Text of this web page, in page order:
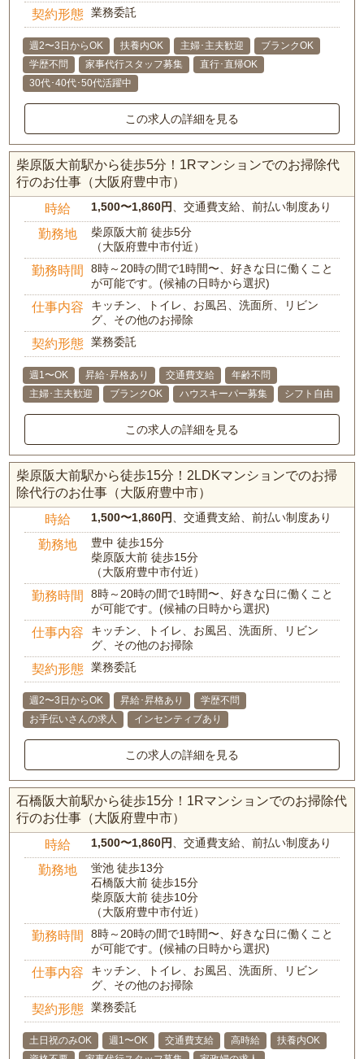
契約形態 業務委託
週2〜3日からOK 扶養内OK 主婦･主夫歓迎
ブランクOK
学歴不問
家事代行スタッフ募集
直行･直帰OK
30代･40代･50代活躍中
この求人の詳細を見る
柴原阪大前駅から徒歩5分！1Rマンションでのお掃除代
行のお仕事（大阪府豊中市）
時給 1,500〜1,860円、交通費支給、前払い制度あり
勤務地
柴原阪大前 徒歩5分
（大阪府豊中市付近）
勤務時間
8時～20時の間で1時間〜、好きな日に働くこと
が可能です。(候補の日時から選択)
仕事内容
キッチン、トイレ、お風呂、洗面所、リビン
グ、その他のお掃除
契約形態 業務委託
週1〜OK 昇給･昇格あり 交通費支給
年齢不問
主婦･主夫歓迎
ブランクOK ハウスキーパー募集 シフト自由
この求人の詳細を見る
柴原阪大前駅から徒歩15分！2LDKマンションでのお掃
除代行のお仕事（大阪府豊中市）
時給 1,500〜1,860円、交通費支給、前払い制度あり
勤務地
豊中 徒歩15分
柴原阪大前 徒歩15分
（大阪府豊中市付近）
勤務時間
8時～20時の間で1時間〜、好きな日に働くこと
が可能です。(候補の日時から選択)
仕事内容
キッチン、トイレ、お風呂、洗面所、リビン
グ、その他のお掃除
契約形態 業務委託
週2〜3日からOK 昇給･昇格あり
学歴不問
お手伝いさんの求人
インセンティブあり
この求人の詳細を見る
石橋阪大前駅から徒歩15分！1Rマンションでのお掃除代
行のお仕事（大阪府豊中市）
時給 1,500〜1,860円、交通費支給、前払い制度あり
勤務地
蛍池 徒歩13分
石橋阪大前 徒歩15分
柴原阪大前 徒歩10分
（大阪府豊中市付近）
勤務時間
8時～20時の間で1時間〜、好きな日に働くこと
が可能です。(候補の日時から選択)
仕事内容
キッチン、トイレ、お風呂、洗面所、リビン
グ、その他のお掃除
契約形態 業務委託
土日祝のみOK 週1〜OK 交通費支給 高時給
扶養内OK